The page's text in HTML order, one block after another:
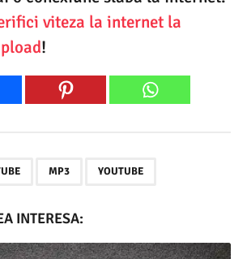
viteza la internet la
!
MP3 YOUTUBE
INTERESA: